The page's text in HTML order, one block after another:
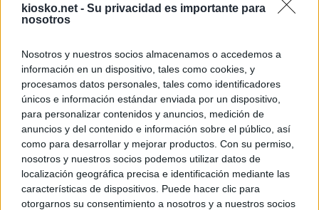
kiosko.net - Su privacidad es importante para
nosotros
Nosotros y nuestros socios almacenamos o accedemos a
información en un dispositivo, tales como cookies, y
procesamos datos personales, tales como identificadores
únicos e información estándar enviada por un dispositivo,
para personalizar contenidos y anuncios, medición de
anuncios y del contenido e información sobre el público, así
como para desarrollar y mejorar productos. Con su permiso,
nosotros y nuestros socios podemos utilizar datos de
localización geográfica precisa e identificación mediante las
características de dispositivos. Puede hacer clic para
otorgarnos su consentimiento a nosotros y a nuestros socios